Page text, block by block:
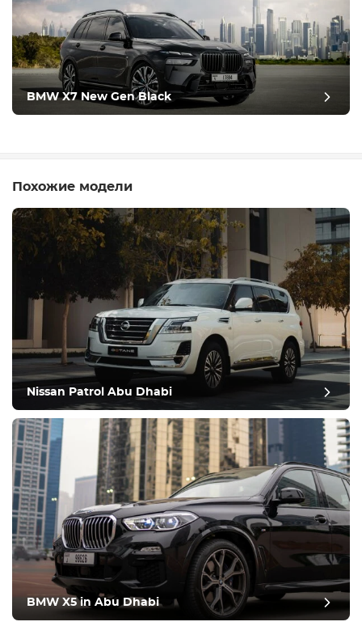
BMW X7 New Gen Black
Похожие модели
Nissan Patrol Abu Dhabi
BMW X5 in Abu Dhabi